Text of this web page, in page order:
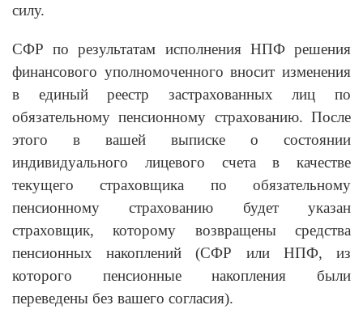
силу.
СФР по результатам исполнения НПФ решения
финансового уполномоченного вносит изменения
в единый реестр застрахованных лиц по
обязательному пенсионному страхованию. После
этого в вашей выписке о состоянии
индивидуального лицевого счета в качестве
текущего страховщика по обязательному
пенсионному страхованию будет указан
страховщик, которому возвращены средства
пенсионных накоплений (СФР или НПФ, из
которого пенсионные накопления были
переведены без вашего согласия).